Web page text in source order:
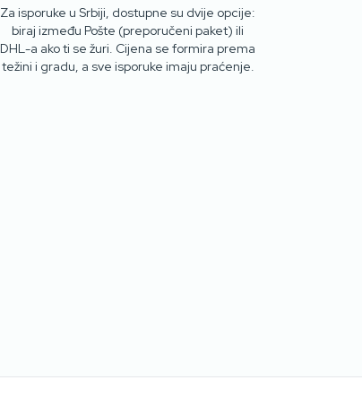
Za isporuke u Srbiji, dostupne su dvije opcije:
biraj između Pošte (preporučeni paket) ili
DHL-a ako ti se žuri. Cijena se formira prema
težini i gradu, a sve isporuke imaju praćenje.